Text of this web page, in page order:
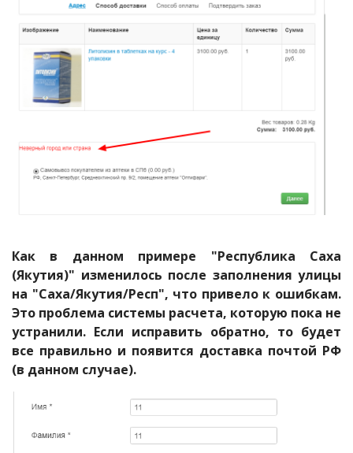
Как в данном примере "Республика Саха
(Якутия)" изменилось после заполнения улицы
на "Саха/Якутия/Респ", что привело к ошибкам.
Это проблема системы расчета, которую пока не
устранили. Если исправить обратно, то будет
все правильно и появится доставка почтой РФ
(в данном случае).